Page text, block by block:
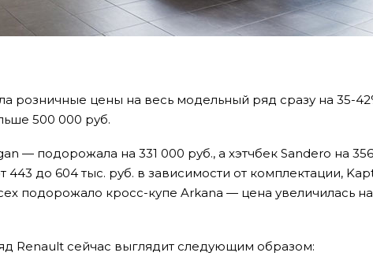
розничные цены на весь модельный ряд сразу на 35-
500 000 руб.
— подорожала на 331 000 руб., а хэтчбек Sandero на
до 604 тыс. руб. в зависимости от комплектации,
подорожало кросс-купе Arkana — цена увеличилась на
Renault сейчас выглядит следующим образом: